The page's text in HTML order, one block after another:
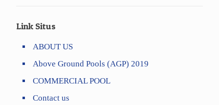
Link Situs
ABOUT US
Above Ground Pools (AGP) 2019
COMMERCIAL POOL
Contact us